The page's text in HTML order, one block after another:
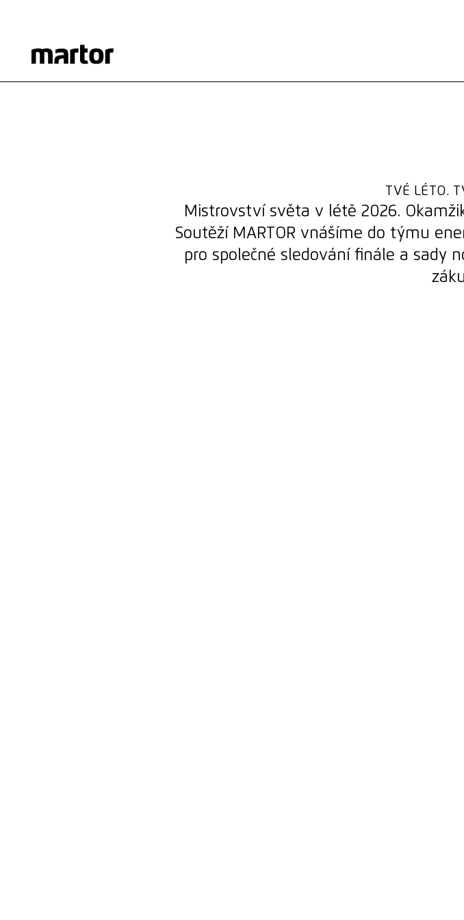
TVŮR NÁSTROJ.
Zatímco mistrovství světa oslavuje své hvězdy, my oslavujeme ty, kteří podávají
TVÉ LÉTO.
Mistrovství světa v létě 2026.
Soutěží MARTOR vnášíme do týmu
pro společné sledování finále a sady